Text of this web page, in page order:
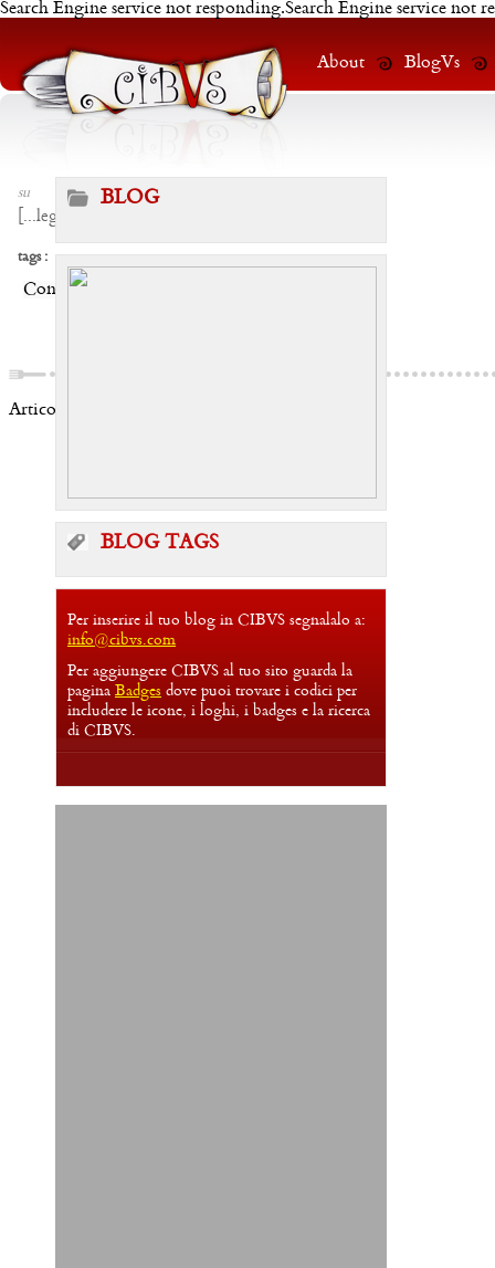
Search Engine service not responding.Search Engine service not
About BlogVs
su
...leggi
tags :
Condividi:
Articoli correlati:
BLOG
BLOG TAGS
Per inserire il tuo blog in CIBVS segnalalo a:
info@cibvs.com
Per aggiungere CIBVS al tuo sito guarda la
pagina Badges dove puoi trovare i codici per
includere le icone, i loghi, i badges e la ricerca
di CIBVS.